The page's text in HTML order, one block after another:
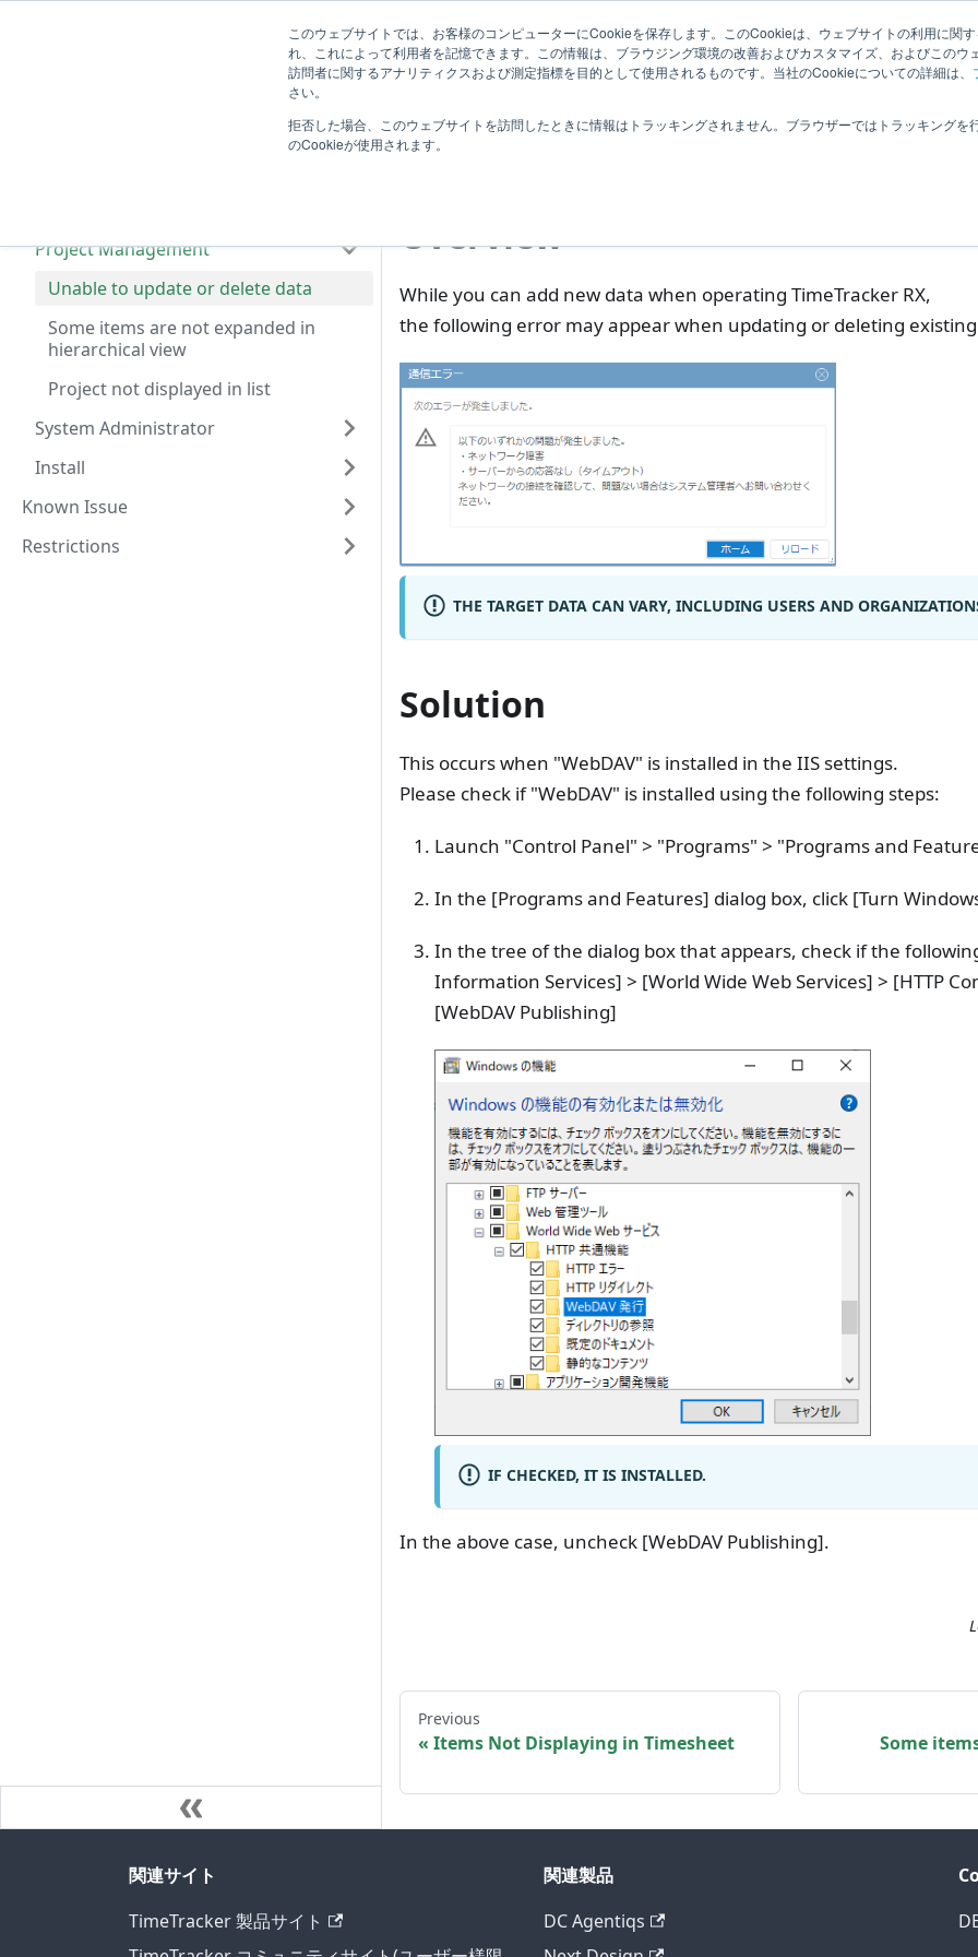
このウェブサイトでは、お客様のコンピューターにCookieを保存します。このCookieは、ウェブサイトの利用に関
れ、これによって利用者を記憶できます。この情報は、ブラウジング環境の改善およびカスタマイズ、およびこのウ
訪問者に関するアナリティクスおよび測定指標を目的として使用されるものです。当社のCookieについての詳細は、
さい。
拒否した場合、このウェブサイトを訪問したときに情報はトラッキングされません。ブラウザーではトラッキングを
のCookieが使用されます。
System
Administrator
Knowledge
Related
Information
| Extensions User
Project Management
Unable to update or delete data
Some items are not expanded in
hierarchical view
Project not displayed in list
System Administrator
Install
Known Issue
Restrictions
Unable to update or
Overview
While you can add new data when operating TimeTracker RX,
the following error may appear when updating or deleting
THE TARGET DATA CAN VARY, INCLUDING USERS AND
Solution
This occurs when "WebDAV" is installed in the IIS settings.
Please check if "WebDAV" is installed using the following steps:
Launch "Control Panel" > "Programs" > "Programs and
In the [Programs and Features] dialog box, click [Turn
In the tree of the dialog box that appears, check if the
Information Services] > [World Wide Web Services] > [HTTP
[WebDAV Publishing]
IF CHECKED, IT IS INSTALLED.
In the above case, uncheck [WebDAV Publishing].
Previous
Items Not Displaying in Timesheet
Some
関連サイト
TimeTracker 製品サイト
関連製品
DC Agentiqs